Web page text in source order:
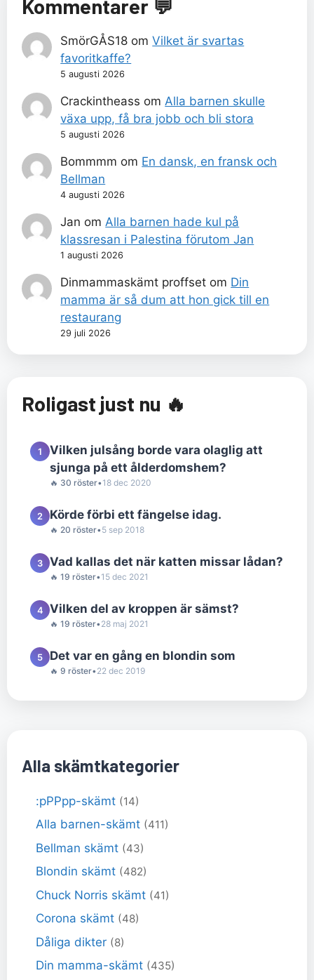
Kommentarer 💬
SmörGÅS18 omVilket är svartas
favoritkaffe?
5 augusti 2026
Crackintheass om Alla barnen skulle
växa upp, få bra jobb och bli stora
5 augusti 2026
Bommmm om En dansk, en fransk och
Bellman
4 augusti 2026
Jan om Alla barnen hade kul på
klassresan i Palestina förutom Jan
1 augusti 2026
Dinmammaskämt proffset om Din
mamma är så dum att hon gick till en
restaurang
29 juli 2026
Roligast just nu 🔥
1
Vilken julsång borde vara olaglig att
sjunga på ett ålderdomshem?
🔥 30 röster•18 dec 2020
2 Körde förbi ett fängelse idag.
🔥 20 röster•5 sep 2018
3 Vad kallas det när katten missar lådan?
🔥 19 röster•15 dec 2021
4 Vilken del av kroppen är sämst?
🔥 19 röster•28 maj 2021
5 Det var en gång en blondin som
🔥 9 röster•22 dec 2019
Alla skämtkategorier
:pPPpp-skämt (14)
Alla barnen-skämt (411)
Bellman skämt (43)
Blondin skämt (482)
Chuck Norris skämt (41)
Corona skämt (48)
Dåliga dikter (8)
Din mamma-skämt (435)